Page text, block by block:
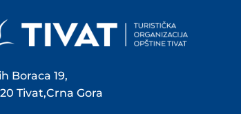
Boraca 19,
Tivat,Crna Gora